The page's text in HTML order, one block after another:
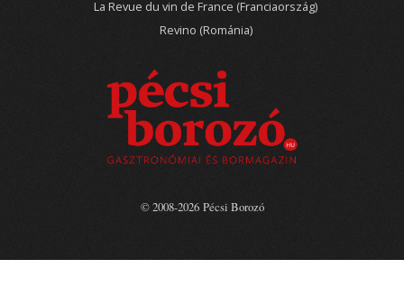
La Revue du vin de France (Franciaország)
Revino (Románia)
© 2008-2026 Pécsi Borozó